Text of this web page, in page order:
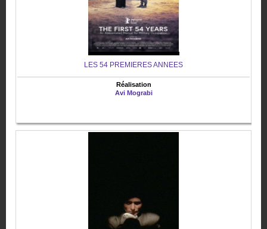
LES 54 PREMIERES ANNEES
Réalisation
Avi Mograbi